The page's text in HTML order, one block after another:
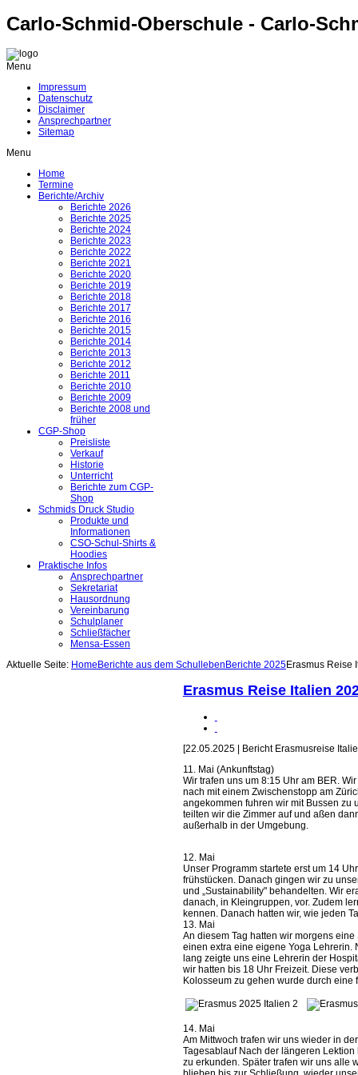
Carlo-Schmid-Oberschule - Carlo-
Menu
Impressum
Datenschutz
Disclaimer
Ansprechpartner
Sitemap
Menu
Home
Termine
Berichte/Archiv
Berichte 2026
Berichte 2025
Berichte 2024
Berichte 2023
Berichte 2022
Berichte 2021
Berichte 2020
Berichte 2019
Berichte 2018
Berichte 2017
Berichte 2016
Berichte 2015
Berichte 2014
Berichte 2013
Berichte 2012
Berichte 2011
Berichte 2010
Berichte 2009
Berichte 2008 und
früher
CGP-Shop
Preisliste
Verkauf
Historie
Unterricht
Berichte zum CGP-
Shop
Schmids Druck Studio
Produkte und
Informationen
CSO-Schul-Shirts &
Hoodies
Praktische Infos
Ansprechpartner
Sekretariat
Hausordnung
Vereinbarung
Schulplaner
Schließfächer
Mensa-Essen
Aktuelle Seite: Home Berichte aus dem Schulleben Berichte 2025Erasmus Reise
Erasmus Reise Italien
[22.05.2025 | Bericht Erasmusreise
11. Mai (Ankunftstag)
Wir trafen uns um 8:15 Uhr am BER.
nach mit einem Zwischenstopp am
angekommen fuhren wir mit Bussen zu
teilten wir die Zimmer auf und aßen
außerhalb in der Umgebung.
12. Mai
Unser Programm startete erst um 14
frühstücken. Danach gingen wir zu
und „Sustainability" behandelten. Wir
danach, in Kleingruppen, vor. Zudem
kennen. Danach hatten wir, wie jeden
13. Mai
An diesem Tag hatten wir morgens
einen extra eine eigene Yoga Lehrerin.
lang zeigte uns eine Lehrerin der
wir hatten bis 18 Uhr Freizeit. Diese
Kolosseum zu gehen wurde durch
14. Mai
Am Mittwoch trafen wir uns wieder in
Tagesablauf Nach der längeren
zu erkunden. Später trafen wir uns alle